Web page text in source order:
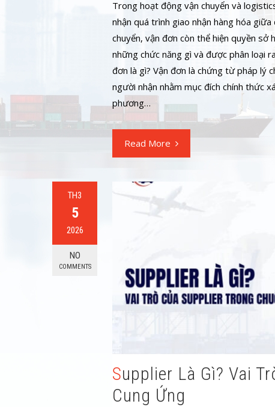
Trong hoạt động vận chuyển và
nhận quá trình giao nhận hàng hóa
chuyển, vận đơn còn thể hiện quyền sở
những chức năng gì và được phân loại
đơn là gì? Vận đơn là chứng từ pháp lý
người nhận nhằm mục đích chính thức
phương…
Read More
TH3
5
2026
NO
COMMENTS
Supplier Là Gì? Vai Trò Của Supplier Trong Chuỗi
Cung Ứng